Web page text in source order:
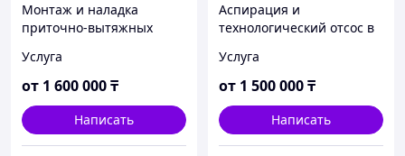
Монтаж и наладка
приточно-вытяжных
Услуга
от 1 600 000₸
Написать
Аспирация и
технологический отсос в
промышленности
Услуга
от 1 500 000₸
Написать